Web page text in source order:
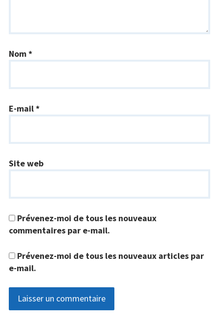
Nom*
E-mail*
Site web
Prévenez-moi de tous les nouveaux
commentaires par e-mail.
Prévenez-moi de tous les nouveaux articles par
e-mail.